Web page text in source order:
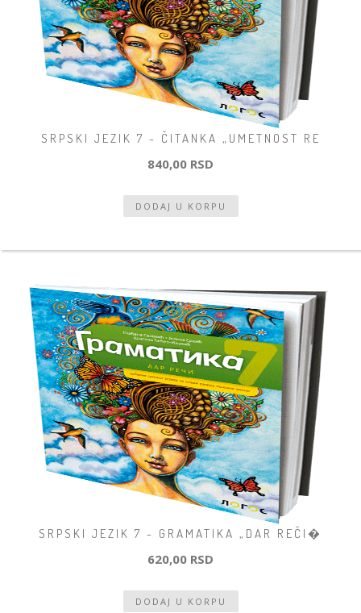
SRPSKI JEZIK 7 - ČITANKA „UMETNOST RE
840,00 RSD
SRPSKI JEZIK 7 - GRAMATIKA „DAR REČI�
620,00 RSD